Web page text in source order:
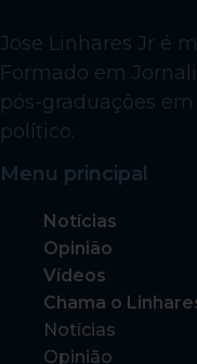
Jose Linhares Jr é
Formado em
pós-graduações
político.
Menu principal
Notícias
Opinião
Vídeos
Chama o
Notícias
Opinião